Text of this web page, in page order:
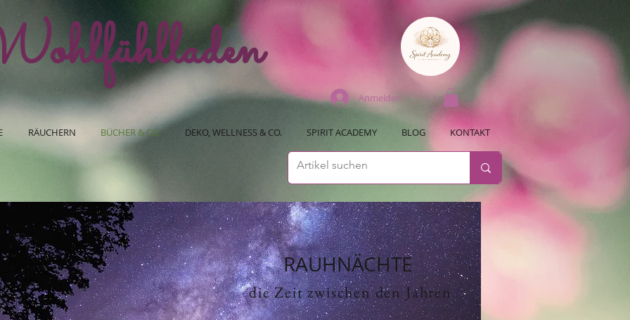
Anmelden
RÄUCHERN BÜCHER & CO. DEKO, WELLNESS & CO. SPIRIT ACADEMY BLOG KONTAKT
RAUHNÄCHTE
die Zeit zwischen den Jahren